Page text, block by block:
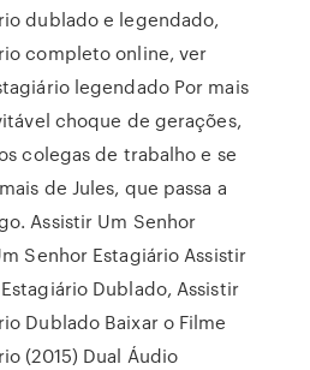
dublado e legendado,
completo online, ver
legendado Por mais
choque de gerações,
colegas de trabalho e se
de Jules, que passa a
Assistir Um Senhor
Senhor Estagiário Assistir
Dublado, Assistir
Dublado Baixar o Filme
(2015) Dual Áudio